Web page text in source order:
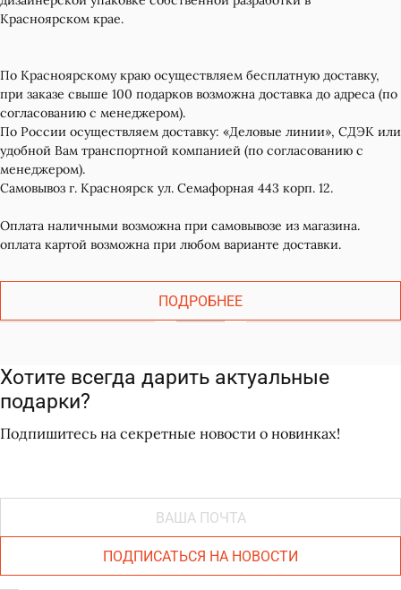
Красноярском крае.
По Красноярскому краю осуществляем бесплатную доставку,
при заказе свыше 100 подарков возможна доставка до адреса (по
согласованию с менеджером).
По России осуществляем доставку: «Деловые линии», СДЭК или
удобной Вам транспортной компанией (по согласованию с
менеджером).
Самовывоз г. Красноярск ул. Семафорная 443 корп. 12.
Оплата наличными возможна при самовывозе из магазина.
оплата картой возможна при любом варианте доставки.
ПОДРОБНЕЕ
Хотите всегда дарить актуальные
подарки?
Подпишитесь на секретные новости о новинках!
ПОДПИСАТЬСЯ НА НОВОСТИ
Версия для компьютера